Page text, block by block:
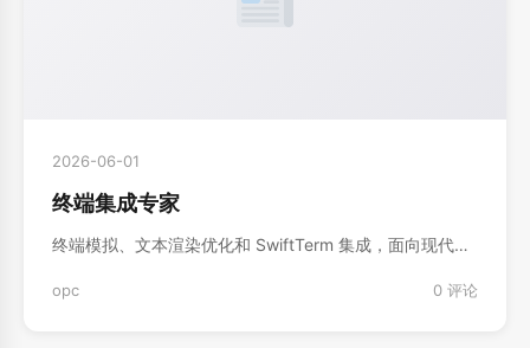
2026-06-01
终端集成专家
终端模拟、文本渲染优化和 SwiftTerm 集成，面向现代…
opc 0 评论